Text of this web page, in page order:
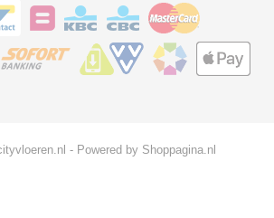
- Powered by Shoppagina.nl